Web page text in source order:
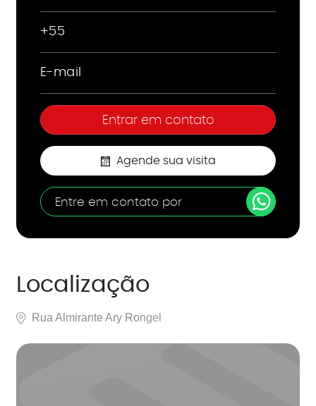
Agende sua visita
Entre em contato por
Localização
Rua Almirante Ary Rongel